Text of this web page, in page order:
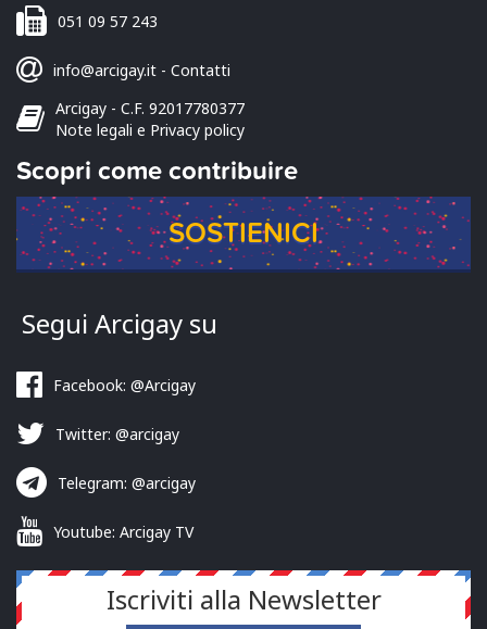
051 09 57 243
info@arcigay.it - Contatti
Arcigay - C.F. 92017780377
Note legali e Privacy policy
Scopri come contribuire
SOSTIENICI
Segui Arcigay su
Facebook: @Arcigay
Twitter: @arcigay
Telegram: @arcigay
Youtube: Arcigay TV
Iscriviti alla Newsletter